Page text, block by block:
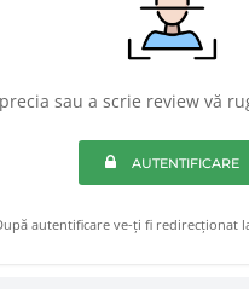
sau a scrie review vă
AUTENTIFICARE
autentificare ve-ți fi redirecționat